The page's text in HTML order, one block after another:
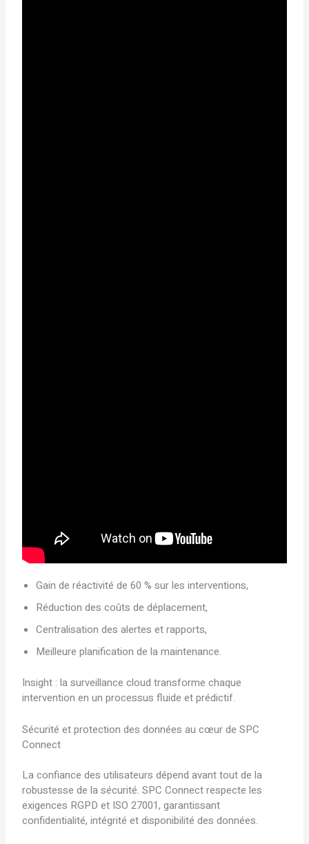
Gain de réactivité de 60 % sur les interventions,
Réduction des coûts de déplacement,
Centralisation des alertes et rapports,
Meilleure planification de la maintenance.
Insight : la surveillance cloud transforme chaque
intervention en un processus fluide et prédictif.
Sécurité et protection des données au cœur de SPC
Connect
La confiance des utilisateurs dépend avant tout de la
robustesse de la sécurité. SPC Connect respecte les
exigences RGPD et ISO 27001, garantissant
confidentialité, intégrité et disponibilité des données.